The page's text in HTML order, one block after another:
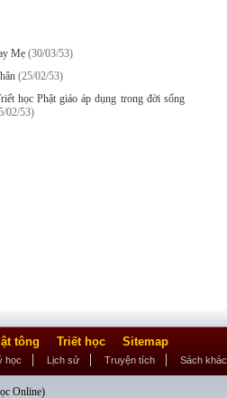
Mẹ (30/03/53)
(25/02/53)
học Phật giáo áp dụng trong đời sống
02/53)
tông Triết học Sitemap
học Lịch sử Truyện tích Sách khác
Online)